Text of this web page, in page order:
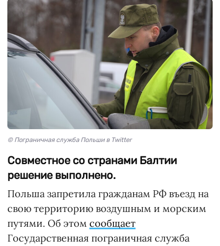
© Пограничная служба Польши в Twitter
Совместное со странами Балтии
решение выполнено.
Польша запретила гражданам РФ въезд на
свою территорию воздушным и морским
путями. Об этом сообщает
Государственная пограничная служба